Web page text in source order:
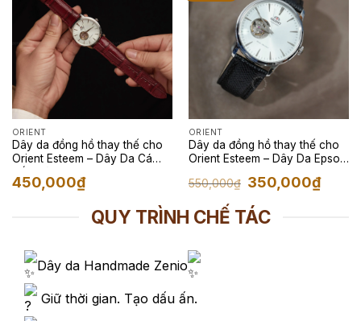
ORIENT
Dây da đồng hồ thay thế cho
Orient Esteem – Dây Da Cá
450,000₫
ORIENT
Dây da đồng hồ thay thế cho
Orient Esteem – Dây Da Epsom
550,000₫ Giá
gốc
550,000₫.
350,000₫Giá
hiện
QUY TRÌNH CHẾ TÁC
Dây da Handmade Zenio
Giữ thời gian. Tạo dấu ấn.